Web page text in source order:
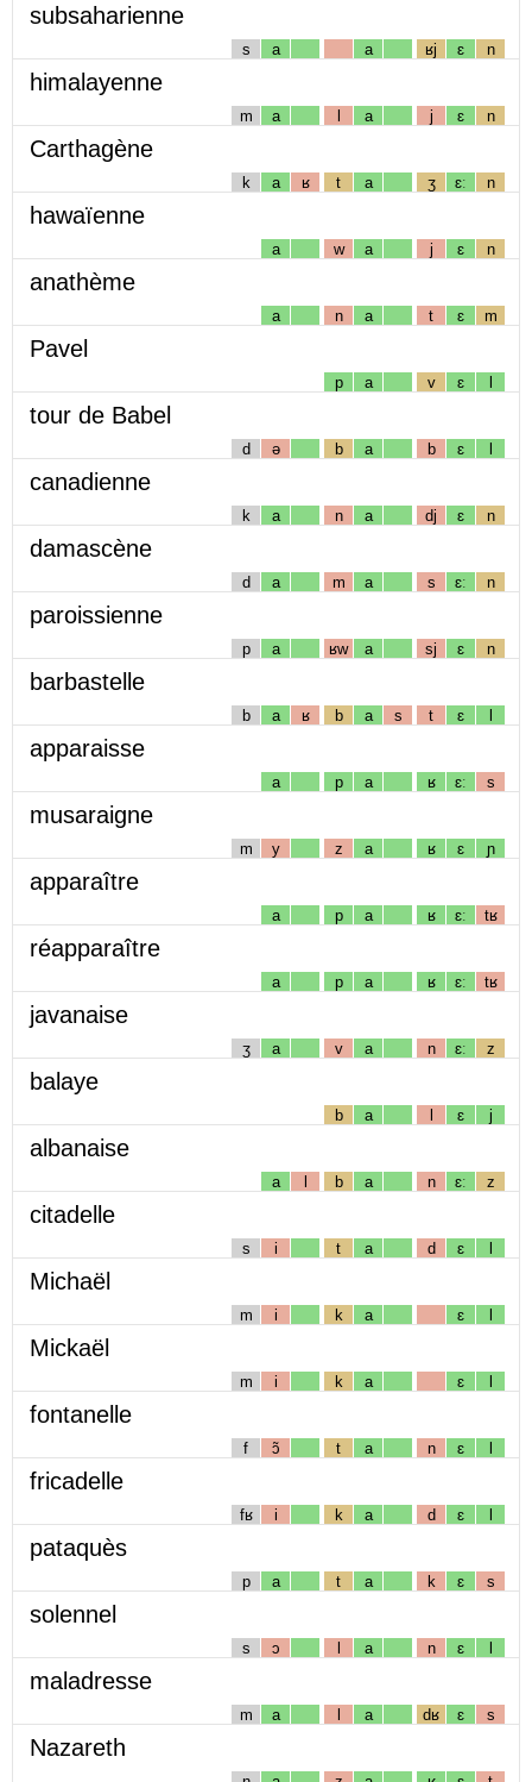
subsaharienne
s a a ʁj ɛ n
himalayenne
m a l a j ɛ n
Carthagène
k a ʁ t a ʒ ɛː n
hawaïenne
a w a j ɛ n
anathème
a n a t ɛ m
Pavel
p a v ɛ l
tour de Babel
d ə b a b ɛ l
canadienne
k a n a dj ɛ n
damascène
d a m a s ɛː n
paroissienne
p a ʁw a sj ɛ n
barbastelle
b a ʁ b a s t ɛ l
apparaisse
a p a ʁ ɛː s
musaraigne
m y z a ʁ ɛ ɲ
apparaître
a p a ʁ ɛː tʁ
réapparaître
a p a ʁ ɛː tʁ
javanaise
ʒ a v a n ɛː z
balaye
b a l ɛ j
albanaise
a l b a n ɛː z
citadelle
s i t a d ɛ l
Michaël
m i k a ɛ l
Mickaël
m i k a ɛ l
fontanelle
f ɔ̃ t a n ɛ l
fricadelle
fʁ i k a d ɛ l
pataquès
p a t a k ɛ s
solennel
s ɔ l a n ɛ l
maladresse
m a l a dʁ ɛ s
Nazareth